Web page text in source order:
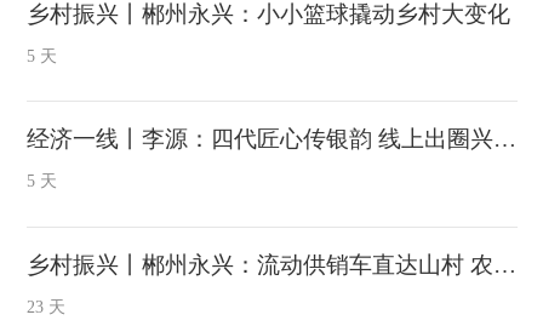
乡村振兴丨郴州永兴：小小篮球撬动乡村大变化
5 天
经济一线丨李源：四代匠心传银韵 线上出圈兴银业
5 天
乡村振兴丨郴州永兴：流动供销车直达山村 农户土货就地变现
23 天